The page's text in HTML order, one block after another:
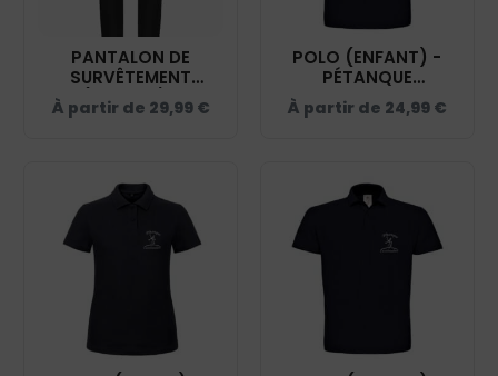
PANTALON DE
SURVÊTEMENT
(UNISEXE) -
PÉTANQUE
À partir de 29,99 €
POLO (ENFANT) -
PÉTANQUE
CASTELNAUDAISE -
NAVY - BCK424
À partir de 24,99 €